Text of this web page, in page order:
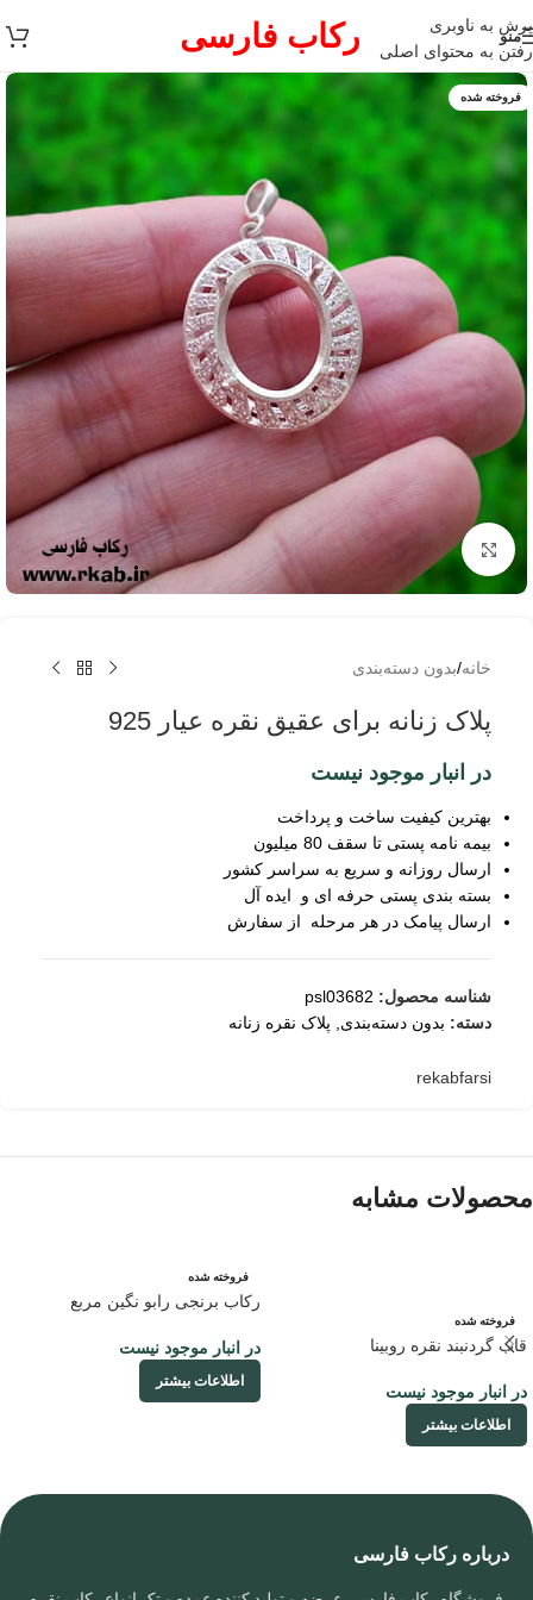
پرش به ناوبری
رفتن به محتوای اصلی
منو رکاب فارسی
فروخته شده
برای بزرگنمایی کلیک کنید
خانه/بدون دسته‌بندی
پلاک زنانه برای عقیق نقره عیار 925
در انبار موجود نیست
بهترین کیفیت ساخت و پرداخت
بیمه نامه پستی تا سقف 80 میلیون
ارسال روزانه و سریع به سراسر کشور
بسته بندی پستی حرفه ای و ایده آل
ارسال پیامک در هر مرحله از سفارش
شناسه محصول: psl03682
دسته: بدون دسته‌بندی پلاک نقره زنانه
rekabfarsi
محصولات مشابه
فروخته شده
قاب گردنبند نقره روبینا
در انبار موجود نیست
اطلاعات بیشتر
فروخته شده
رکاب برنجی رابو نگین مربع
در انبار موجود نیست
اطلاعات بیشتر
درباره رکاب فارسی